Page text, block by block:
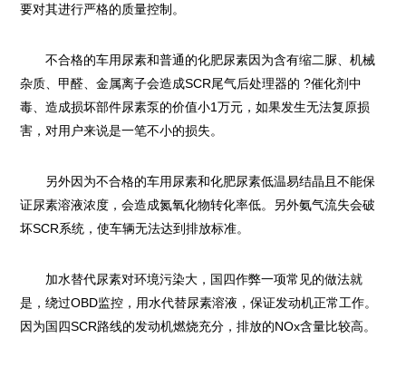
要对其进行严格的质量控制。
不合格的车用尿素和普通的化肥尿素因为含有缩二脲、机械
杂质、甲醛、金属离子会造成SCR尾气后处理器的 ?催化剂中
毒、造成损坏部件尿素泵的价值小1万元，如果发生无法复原损
害，对用户来说是一笔不小的损失。
另外因为不合格的车用尿素和化肥尿素低温易结晶且不能保
证尿素溶液浓度，会造成氮氧化物转化率低。另外氨气流失会破
坏SCR系统，使车辆无法达到排放标准。
加水替代尿素对环境污染大，国四作弊一项常见的做法就
是，绕过OBD监控，用水代替尿素溶液，保证发动机正常工作。
因为国四SCR路线的发动机燃烧充分，排放的NOx含量比较高。